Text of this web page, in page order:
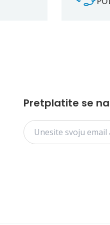
Pretplatite se